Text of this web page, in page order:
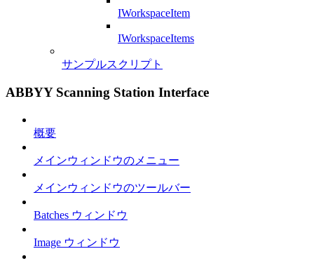
IWorkspaceItem
IWorkspaceItems
サンプルスクリプト
ABBYY Scanning Station Interface
概要
メインウィンドウのメニュー
メインウィンドウのツールバー
Batches ウィンドウ
Image ウィンドウ